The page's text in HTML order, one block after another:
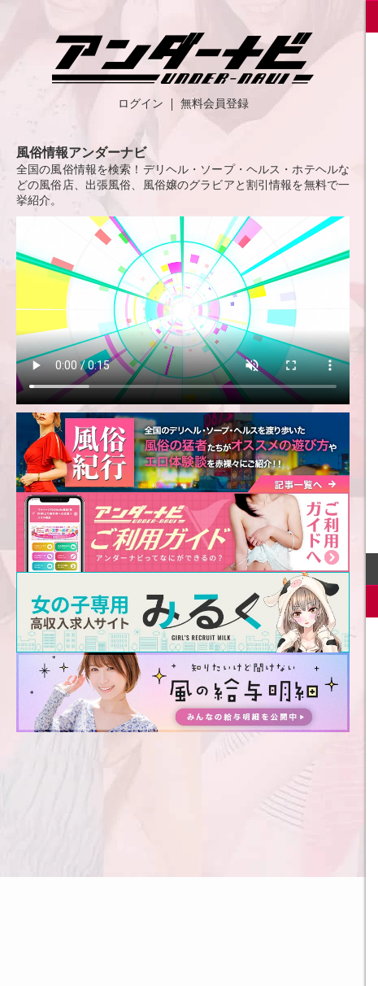
ログイン 無料会員登録
風俗情報アンダーナビ
全国の風俗情報を検索！デリヘル・ソープ・ヘルス・ホテヘルな
どの風俗店、出張風俗、風俗嬢のグラビアと割引情報を無料で一
挙紹介。